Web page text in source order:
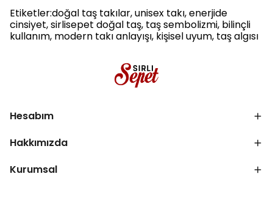
Etiketler:doğal taş takılar, unisex takı, enerjide
cinsiyet, sirlisepet doğal taş, taş sembolizmi, bilinçli
kullanım, modern takı anlayışı, kişisel uyum, taş algısı
Hesabım
Hakkımızda
Kurumsal